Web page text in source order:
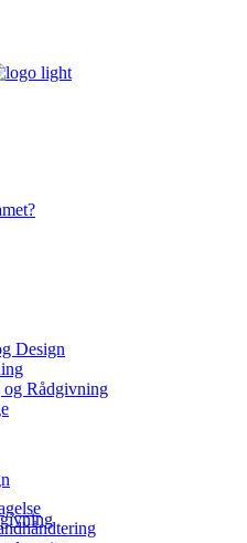
Design
Rådgivning